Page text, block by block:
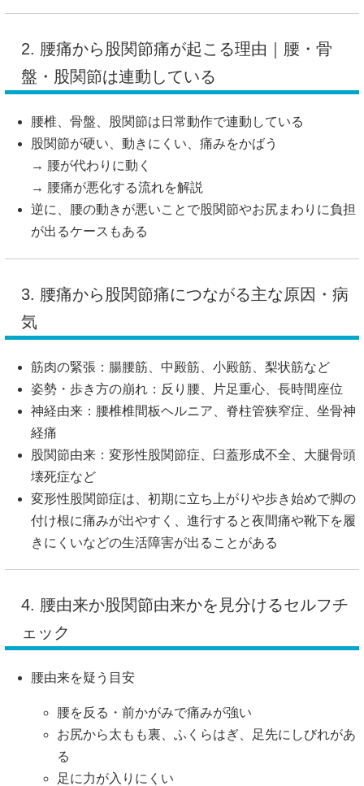
2. 腰痛から股関節痛が起こる理由｜腰・骨
盤・股関節は連動している
腰椎、骨盤、股関節は日常動作で連動している
股関節が硬い、動きにくい、痛みをかばう
→ 腰が代わりに動く
→ 腰痛が悪化する流れを解説
逆に、腰の動きが悪いことで股関節やお尻まわりに負担
が出るケースもある
3. 腰痛から股関節痛につながる主な原因・病
気
筋肉の緊張：腸腰筋、中殿筋、小殿筋、梨状筋など
姿勢・歩き方の崩れ：反り腰、片足重心、長時間座位
神経由来：腰椎椎間板ヘルニア、脊柱管狭窄症、坐骨神
経痛
股関節由来：変形性股関節症、臼蓋形成不全、大腿骨頭
壊死症など
変形性股関節症は、初期に立ち上がりや歩き始めで脚の
付け根に痛みが出やすく、進行すると夜間痛や靴下を履
きにくいなどの生活障害が出ることがある
4. 腰由来か股関節由来かを見分けるセルフチ
ェック
腰由来を疑う目安
腰を反る・前かがみで痛みが強い
お尻から太もも裏、ふくらはぎ、足先にしびれがあ
る
足に力が入りにくい